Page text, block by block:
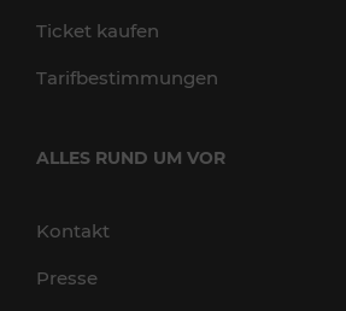
Ticket kaufen
Tarifbestimmungen
ALLES RUND UM VOR
Kontakt
Presse